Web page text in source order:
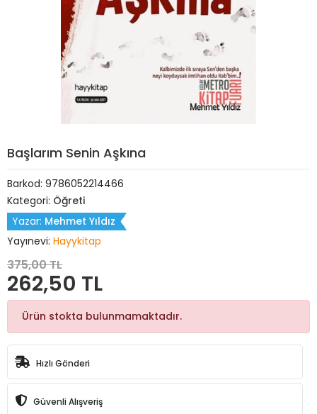
Başlarım Senin Aşkına
Barkod: 9786052214466
Kategori: Öğreti
Yazar: Mehmet Yıldız
Yayınevi: Hayykitap
375,00 TL
262,50 TL
Ürün stokta bulunmamaktadır.
Hızlı Gönderi
Güvenli Alışveriş